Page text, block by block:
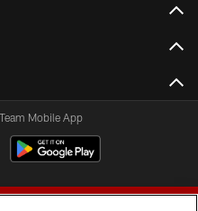
Mobile App